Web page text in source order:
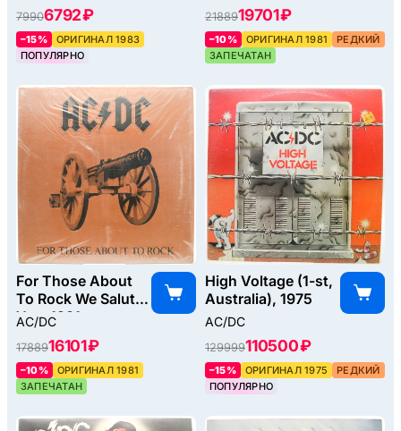
79906792 ₽
–15%
ОРИГИНАЛ 1983
ПОПУЛЯРНО
2188919701 ₽
–10% ОРИГИНАЛ 1981
РЕДКИЙ
ЗАПЕЧАТАН
For Those About
To Rock We Salute
You, 1981
AC/DC
1788916101 ₽
–10%
ОРИГИНАЛ 1981
ЗАПЕЧАТАН
High Voltage (1-st,
Australia), 1975
AC/DC
129999110500 ₽
–15% ОРИГИНАЛ 1975
РЕДКИЙ
ПОПУЛЯРНО